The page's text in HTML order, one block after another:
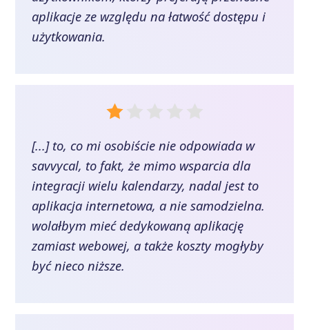
aplikacje ze względu na łatwość dostępu i
użytkowania.
[...] to, co mi osobiście nie odpowiada w
savvycal, to fakt, że mimo wsparcia dla
integracji wielu kalendarzy, nadal jest to
aplikacja internetowa, a nie samodzielna.
wolałbym mieć dedykowaną aplikację
zamiast webowej, a także koszty mogłyby
być nieco niższe.